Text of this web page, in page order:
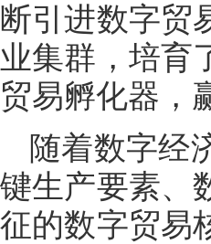
断引进数字贸
业集群，培育
贸易孵化器，
随着数字经
键生产要素、
征的数字贸易